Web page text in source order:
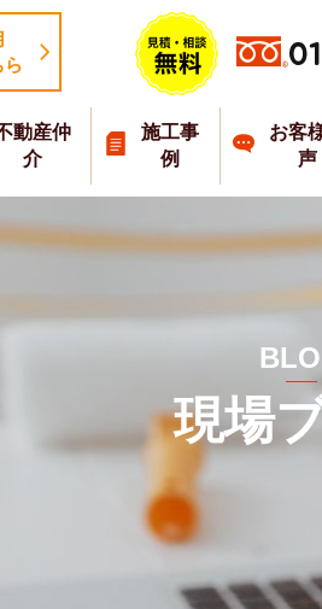
ら
動産仲
介
施工事
例
お客
声
現場